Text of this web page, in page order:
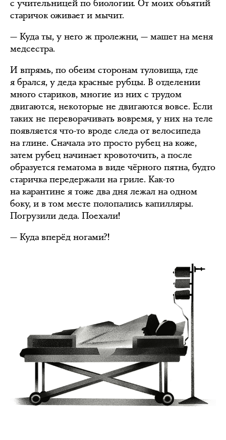
с учительницей по биологии. От моих объятий
старичок оживает и мычит.
— Куда ты, у него ж пролежни, — машет на меня
медсестра.
И впрямь, по обеим сторонам туловища, где
я брался, у деда красные рубцы. В отделении
много стариков, многие из них с трудом
двигаются, некоторые не двигаются вовсе. Если
таких не переворачивать вовремя, у них на теле
появляется что-то вроде следа от велосипеда
на глине. Сначала это просто рубец на коже,
затем рубец начинает кровоточить, а после
образуется гематома в виде чёрного пятна, будто
старичка передержали на гриле. Как-то
на карантине я тоже два дня лежал на одном
боку, и в том месте полопались капилляры.
Погрузили деда. Поехали!
— Куда вперёд ногами?!